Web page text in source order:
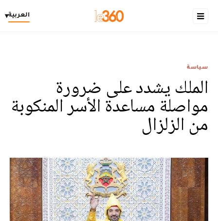
العربية▾
سياسة
الملك يشدد على ضرورة
مواصلة مساعدة الأسر المنكوبة
من الزلزال